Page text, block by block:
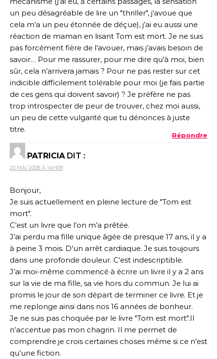
un peu désagréable de lire un "thriller", j’avoue que
cela m’a un peu étonnée de déçue), j’ai eu aussi une
réaction de maman en lisant Tom est mort. Je ne suis
pas forcément fière de l’avouer, mais j’avais besoin de
savoir… Pour me rassurer, pour me dire qu’à moi, bien
sûr, cela n’arrivera jamais ? Pour ne pas rester sur cet
indicible difficilement tolérable pour moi (je fais partie
de ces gens qui doivent savoir) ? Je préfère ne pas
trop introspecter de peur de trouver, chez moi aussi,
un peu de cette vulgarité que tu dénonces à juste
titre.
Répondre
PATRICIA DIT :
20 MAI 2008 À 14H09
Bonjour,
Je suis actuellement en pleine lecture de "Tom est
mort".
C’est un livre que l’on m’a prêtée.
J’ai perdu ma fille unique âgée de presque 17 ans, il y a
à peine 3 mois. D’un arrêt cardiaque. Je suis toujours
dans une profonde douleur. C’est indescriptible.
J’ai moi-même commencé à écrire un livre il y a 2 ans
sur la vie de ma fille, sa vie hors du commun. Je lui ai
promis le jour de son départ de terminer ce livre. Et je
me replonge ainsi dans nos 16 années de bonheur.
Je ne suis pas choquée par le livre "Tom est mort".Il
n’accentue pas mon chagrin. Il me permet de
comprendre je crois certaines choses même si ce n’est
qu’une fiction.